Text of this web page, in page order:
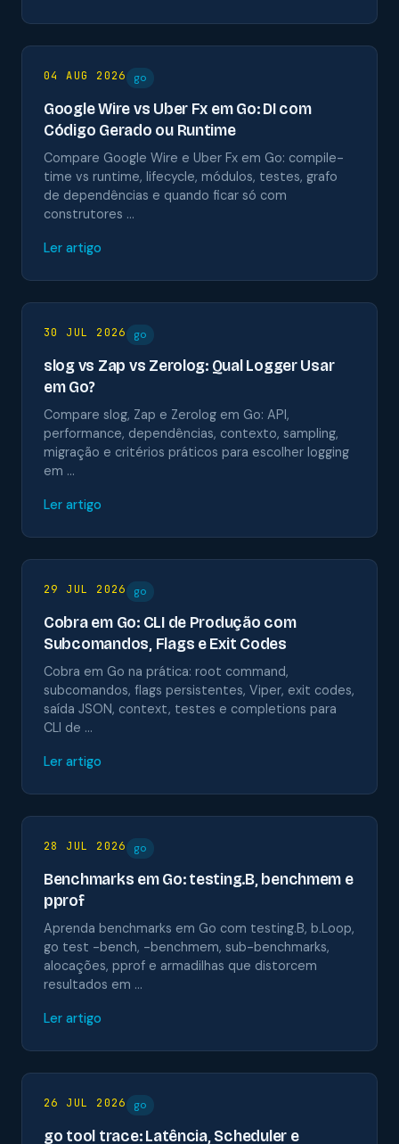
04 AUG 2026 go
Google Wire vs Uber Fx em Go: DI com
Código Gerado ou Runtime
Compare Google Wire e Uber Fx em Go: compile-
time vs runtime, lifecycle, módulos, testes, grafo
de dependências e quando ficar só com
construtores …
Ler artigo
30 JUL 2026 go
slog vs Zap vs Zerolog: Qual Logger Usar
em Go?
Compare slog, Zap e Zerolog em Go: API,
performance, dependências, contexto, sampling,
migração e critérios práticos para escolher logging
em …
Ler artigo
29 JUL 2026 go
Cobra em Go: CLI de Produção com
Subcomandos, Flags e Exit Codes
Cobra em Go na prática: root command,
subcomandos, flags persistentes, Viper, exit codes,
saída JSON, context, testes e completions para
CLI de …
Ler artigo
28 JUL 2026 go
Benchmarks em Go: testing.B, benchmem e
pprof
Aprenda benchmarks em Go com testing.B, b.Loop,
go test -bench, -benchmem, sub-benchmarks,
alocações, pprof e armadilhas que distorcem
resultados em …
Ler artigo
26 JUL 2026 go
go tool trace: Latência, Scheduler e